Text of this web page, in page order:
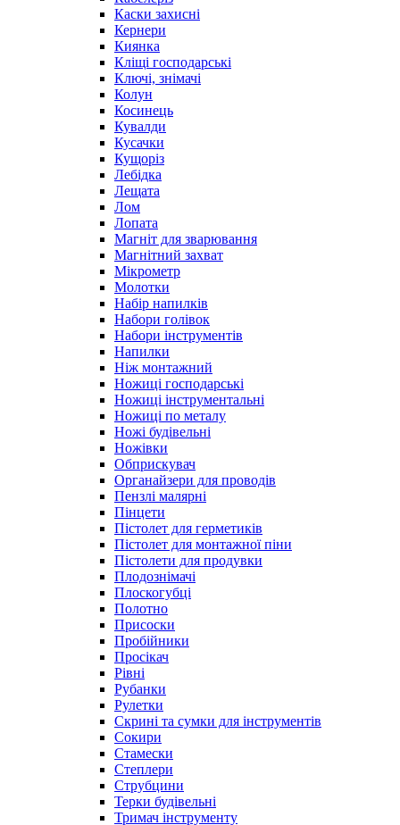
Каски захисні
Кернери
Киянка
Кліщі господарські
Ключі, знімачі
Колун
Косинець
Кувалди
Кусачки
Кущоріз
Лебідка
Лещата
Лом
Лопата
Магніт для зварювання
Магнітний захват
Мікрометр
Молотки
Набір напилків
Набори голівок
Набори інструментів
Напилки
Ніж монтажний
Ножиці господарські
Ножиці інструментальні
Ножиці по металу
Ножі будівельні
Ножівки
Обприскувач
Органайзери для проводів
Пензлі малярні
Пінцети
Пістолет для герметиків
Пістолет для монтажної піни
Пістолети для продувки
Плодознімачі
Плоскогубці
Полотно
Присоски
Пробійники
Просікач
Рівні
Рубанки
Рулетки
Скрині та сумки для інструментів
Сокири
Стамески
Степлери
Струбцини
Терки будівельні
Тримач інструменту